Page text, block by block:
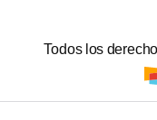
Todos los